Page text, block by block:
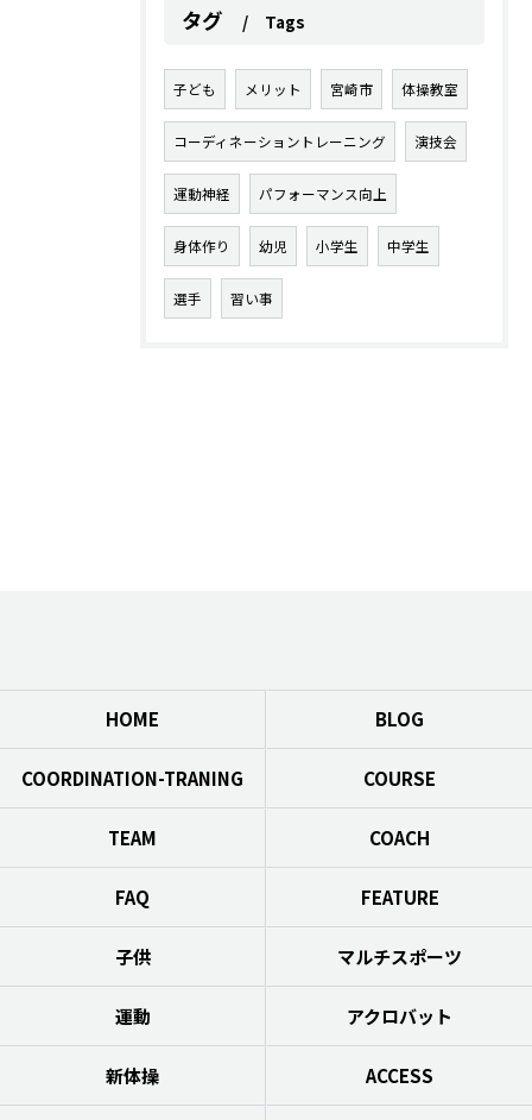
タグ Tags
子ども メリット 宮崎市 体操教室
コーディネーショントレーニング 演技会
運動神経 パフォーマンス向上
身体作り 幼児 小学生 中学生
選手 習い事
HOME BLOG
COORDINATION-TRANING COURSE
TEAM COACH
FAQ FEATURE
子供 マルチスポーツ
運動 アクロバット
新体操 ACCESS